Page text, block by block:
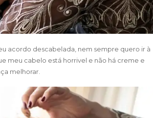
acordo descabelada, nem sempre quero ir à
meu cabelo está horrivel e não há creme e
melhorar.